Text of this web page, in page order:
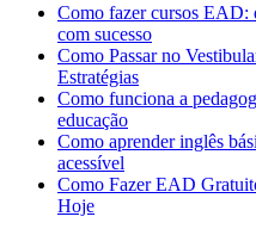
Como fazer cursos EAD:
com sucesso
Como Passar no
Estratégias
Como funciona a
educação
Como aprender inglês
acessível
Como Fazer EAD
Hoje